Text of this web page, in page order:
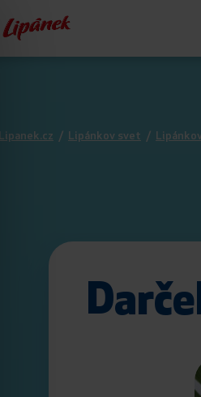
Lipanek.cz / Lipánkov svet /